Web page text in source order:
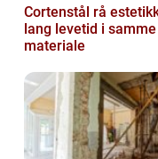
Cortenstål rå estetikk og
lang levetid i samme
materiale